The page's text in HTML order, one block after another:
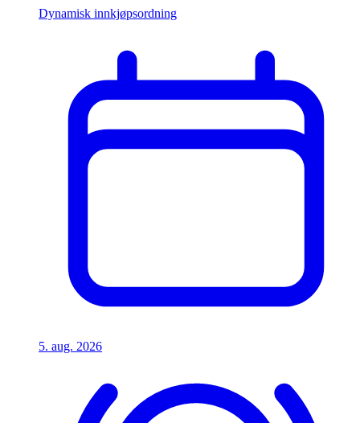
Dynamisk innkjøpsordning
5. aug. 2026